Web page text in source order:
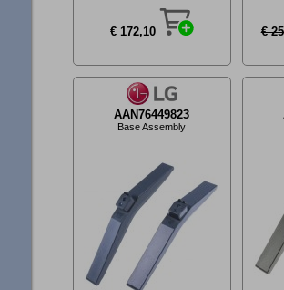
€ 172,10 €
AAN76449823
Base Assembly